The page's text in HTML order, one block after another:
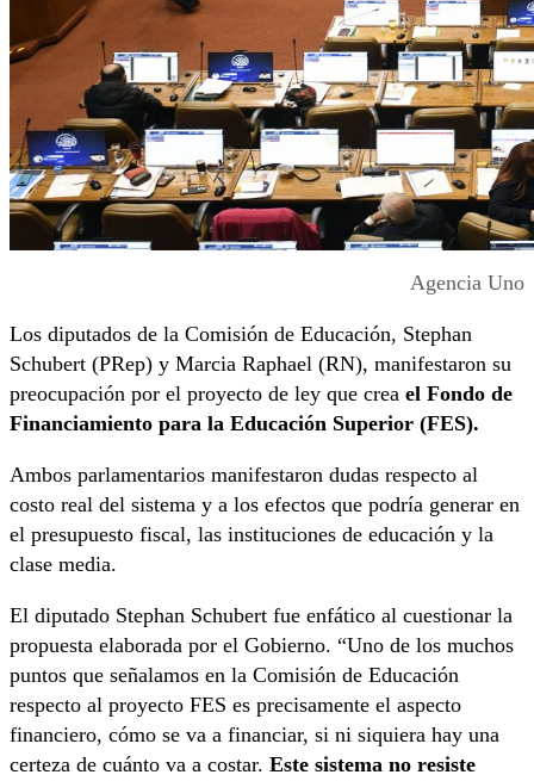
Agencia Uno
Los diputados de la Comisión de Educación, Stephan
Schubert (PRep) y Marcia Raphael (RN), manifestaron su
preocupación por el proyecto de ley que crea el Fondo de
Financiamiento para la Educación Superior (FES).
Ambos parlamentarios manifestaron dudas respecto al
costo real del sistema y a los efectos que podría generar en
el presupuesto fiscal, las instituciones de educación y la
clase media.
El diputado Stephan Schubert fue enfático al cuestionar la
propuesta elaborada por el Gobierno. “Uno de los muchos
puntos que señalamos en la Comisión de Educación
respecto al proyecto FES es precisamente el aspecto
financiero, cómo se va a financiar, si ni siquiera hay una
certeza de cuánto va a costar. Este sistema no resiste